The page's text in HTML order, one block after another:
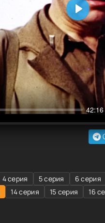
4 серия 5 серия 6 серия
14 серия 15 серия 16